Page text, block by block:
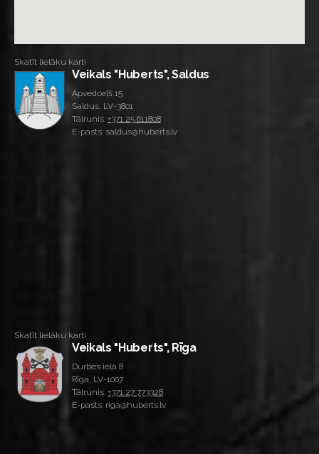
Skatīt lielāku karti
Veikals "Huberts", Saldus
Apvedceļš 15
Saldus, LV-3801
Tālrunis: +371 25 611808
E-pasts: saldus@huberts.lv
Skatīt lielāku karti
Veikals "Huberts", Rīga
Durbes iela 8
Rīga, LV-1007
Tālrunis: +371 27 773328
E-pasts: riga@huberts.lv